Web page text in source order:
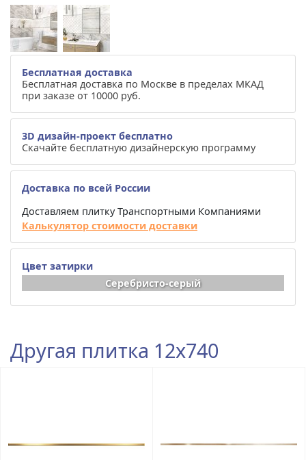
Бесплатная доставка
Бесплатная доставка по Москве в пределах МКАД
при заказе от 10000 руб.
3D дизайн-проект бесплатно
Скачайте бесплатную дизайнерскую программу
Доставка по всей России
Доставляем плитку Транспортными Компаниями
Калькулятор стоимости доставки
Цвет затирки
Серебристо-серый
Другая плитка 12x740